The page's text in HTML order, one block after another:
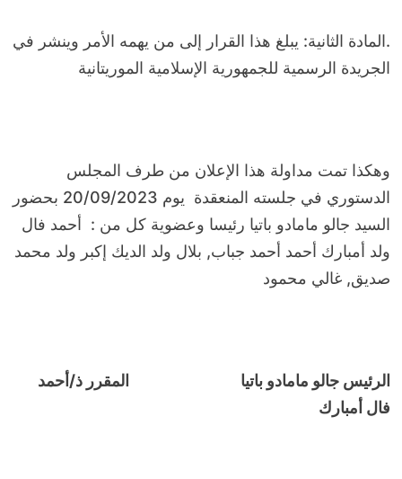
.المادة الثانية: يبلغ هذا القرار إلى من يهمه الأمر وينشر في
الجريدة الرسمية للجمهورية الإسلامية الموريتانية
وهكذا تمت مداولة هذا الإعلان من طرف المجلس
الدستوري في جلسته المنعقدة يوم 20/09/2023 بحضور
السيد جالو مامادو باتيا رئيسا وعضوية كل من : أحمد فال
ولد أمبارك أحمد أحمد جباب, بلال ولد الديك إكبر ولد محمد
صديق, غالي محمود
الرئيس جالو مامادو باتيا المقرر ذ/أحمد
فال أمبارك